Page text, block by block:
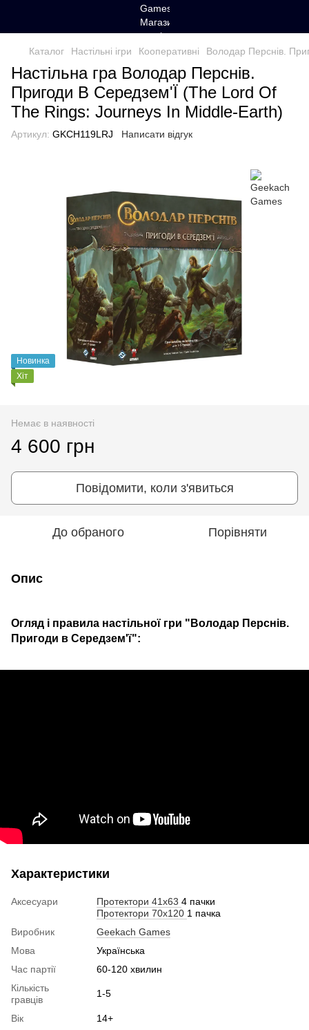
Каталог Настільні ігри Кооперативні Володар Перснів.
Настільна гра Володар Перснів.
Пригоди В Середзем'Ї (The Lord Of
The Rings: Journeys In Middle-Earth)
Артикул: GKCH119LRJ Написати відгук
Новинка
Хіт
Немає в наявності
4 600 грн
Повідомити, коли з'явиться
До обраного Порівняти
Опис
Огляд і правила настільної гри "Володар Перснів.
Пригоди в Середзем'ї":
Характеристики
Аксесуари Протектори 41х63 4 пачки
Протектори 70х120 1 пачка
Виробник
Geekach Games
Мова
Українська
Час партії
60-120 хвилин
Кількість
гравців
1-5
Вік
14+